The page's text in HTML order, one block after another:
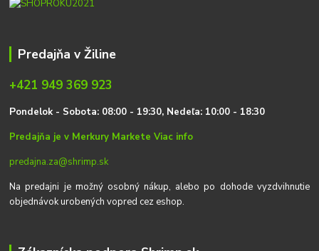
Predajňa v Žiline
+421 949 369 923
Pondelok - Sobota: 08:00 - 19:30, Nedeľa: 10:00 - 18:30
Predajňa je v Merkury MarketeViac info
predajna.za@shrimp.sk
Na predajni je možný osobný nákup, alebo po dohode vyzdvihnutie
objednávok urobených vopred cez eshop.